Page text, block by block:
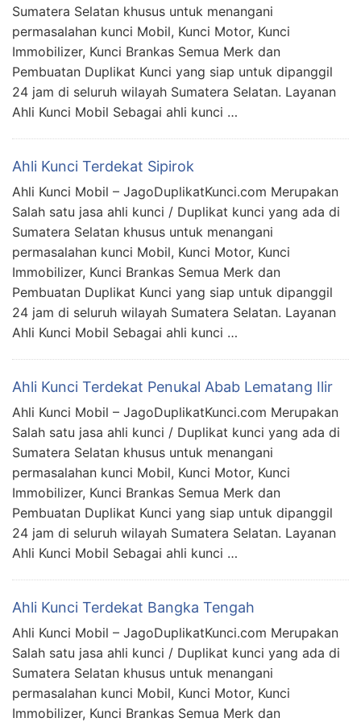
Sumatera Selatan khusus untuk menangani
permasalahan kunci Mobil, Kunci Motor, Kunci
Immobilizer, Kunci Brankas Semua Merk dan
Pembuatan Duplikat Kunci yang siap untuk dipanggil
24 jam di seluruh wilayah Sumatera Selatan. Layanan
Ahli Kunci Mobil Sebagai ahli kunci …
Ahli Kunci Terdekat Sipirok
Ahli Kunci Mobil – JagoDuplikatKunci.com Merupakan
Salah satu jasa ahli kunci / Duplikat kunci yang ada di
Sumatera Selatan khusus untuk menangani
permasalahan kunci Mobil, Kunci Motor, Kunci
Immobilizer, Kunci Brankas Semua Merk dan
Pembuatan Duplikat Kunci yang siap untuk dipanggil
24 jam di seluruh wilayah Sumatera Selatan. Layanan
Ahli Kunci Mobil Sebagai ahli kunci …
Ahli Kunci Terdekat Penukal Abab Lematang Ilir
Ahli Kunci Mobil – JagoDuplikatKunci.com Merupakan
Salah satu jasa ahli kunci / Duplikat kunci yang ada di
Sumatera Selatan khusus untuk menangani
permasalahan kunci Mobil, Kunci Motor, Kunci
Immobilizer, Kunci Brankas Semua Merk dan
Pembuatan Duplikat Kunci yang siap untuk dipanggil
24 jam di seluruh wilayah Sumatera Selatan. Layanan
Ahli Kunci Mobil Sebagai ahli kunci …
Ahli Kunci Terdekat Bangka Tengah
Ahli Kunci Mobil – JagoDuplikatKunci.com Merupakan
Salah satu jasa ahli kunci / Duplikat kunci yang ada di
Sumatera Selatan khusus untuk menangani
permasalahan kunci Mobil, Kunci Motor, Kunci
Immobilizer, Kunci Brankas Semua Merk dan